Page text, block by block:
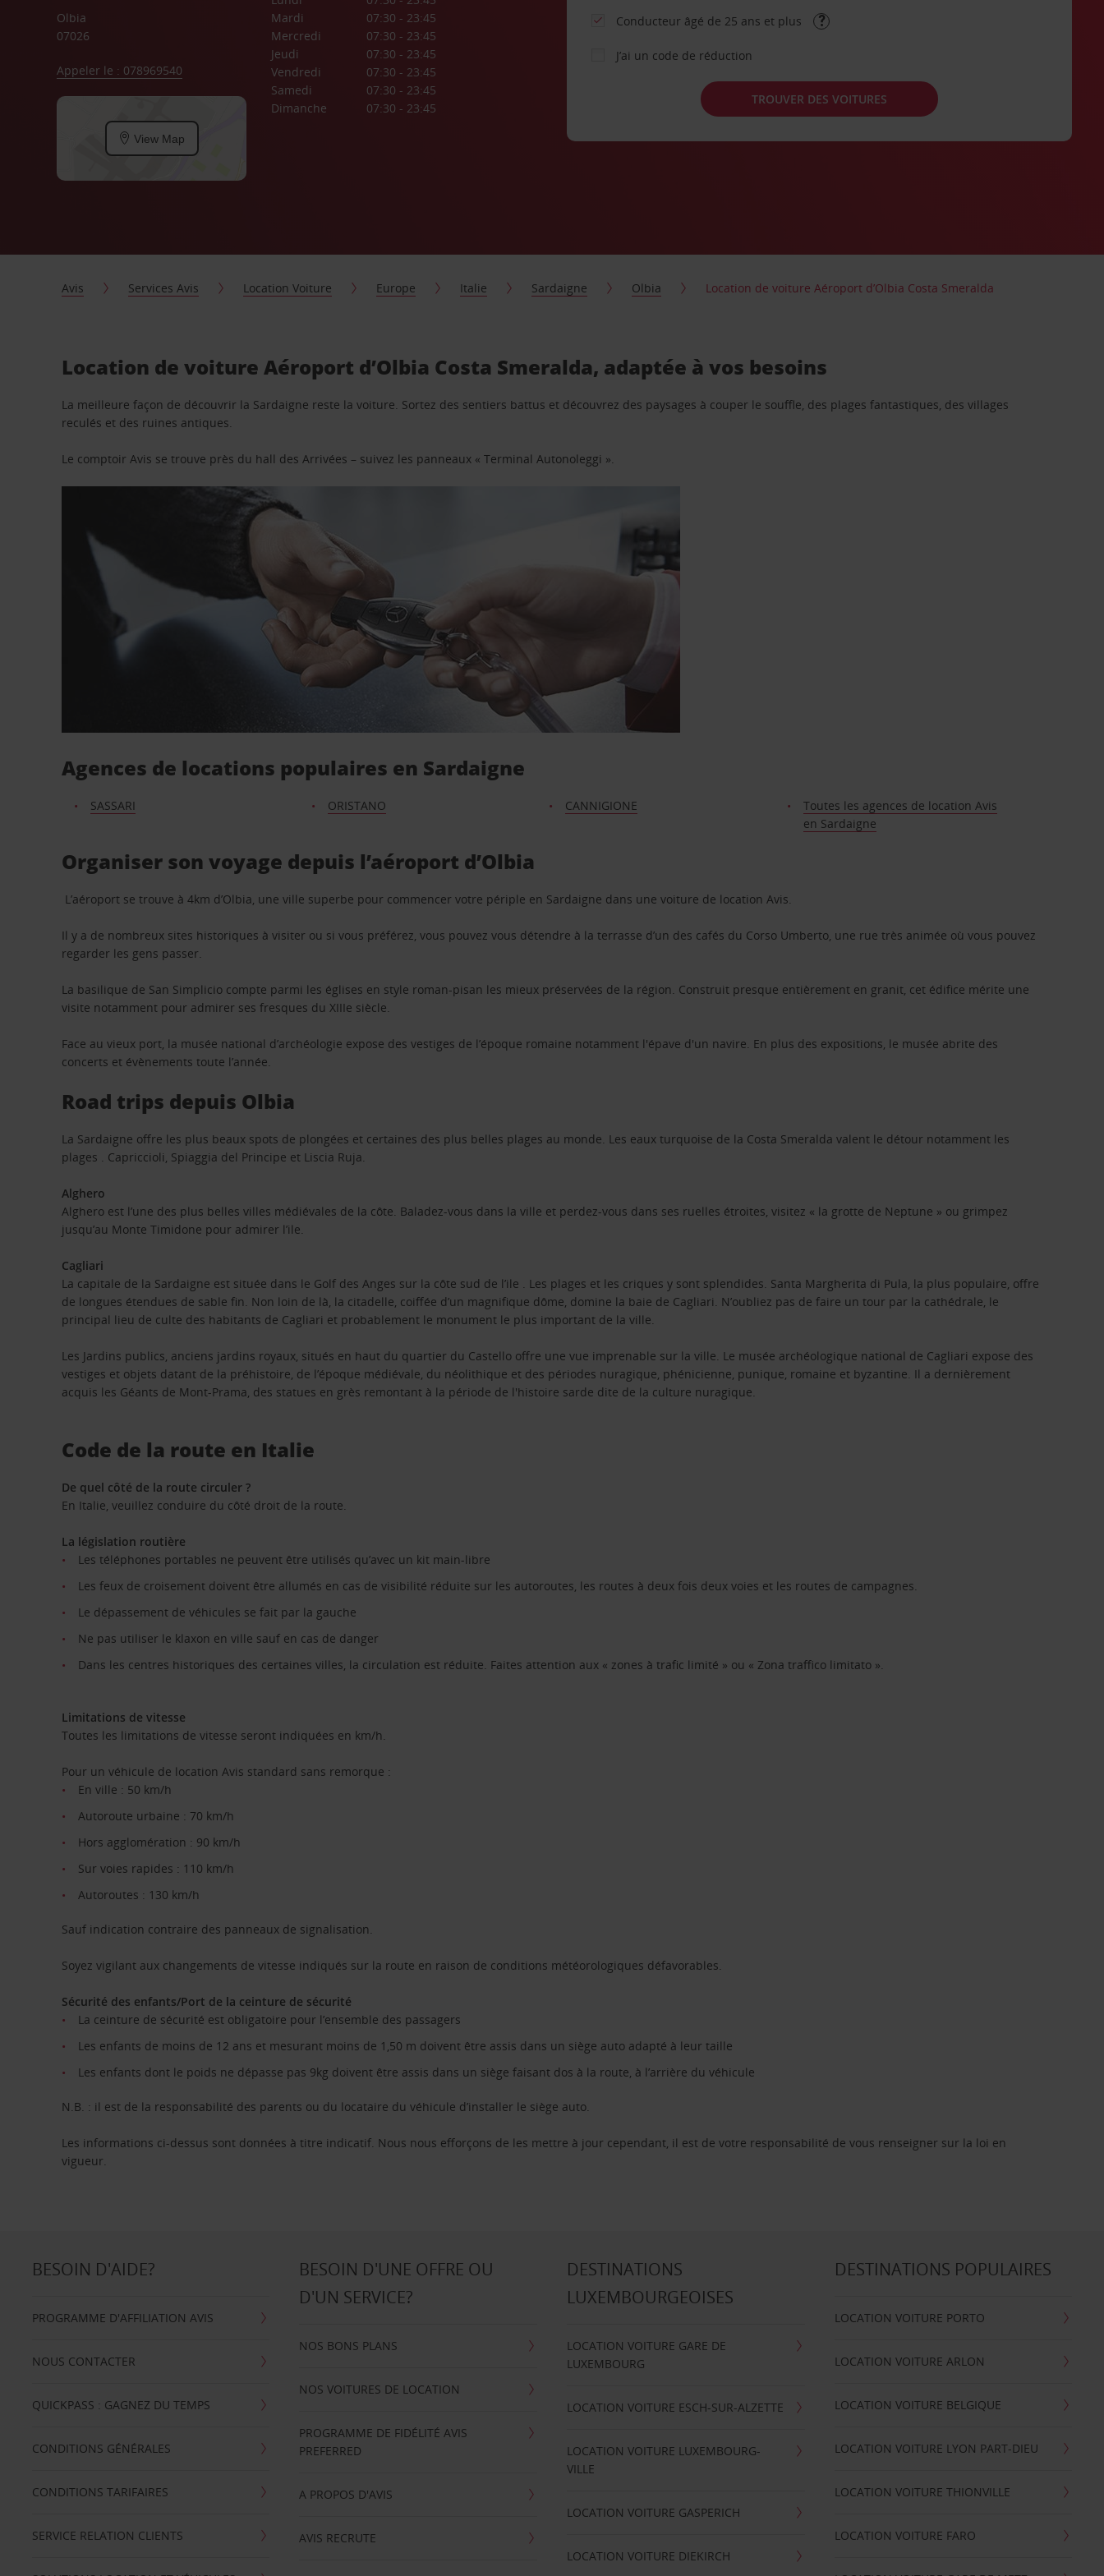
Olbia
07026
Appeler le : 078969540
View Map
Mardi
07:30 - 23:45
Mercredi
07:30 - 23:45
Jeudi
07:30 - 23:45
Vendredi
07:30 - 23:45
Samedi
07:30 - 23:45
Dimanche
07:30 - 23:45
Conducteur âgé de 25 ans et plus
J’ai un code de réduction
TROUVER DES VOITURES
Avis Services Avis Location Voiture Europe Italie Sardaigne Olbia Location de voiture Aéroport d’Olbia Costa Smeralda
Location de voiture Aéroport d’Olbia Costa Smeralda, adaptée à vos besoins
La meilleure façon de découvrir la Sardaigne reste la voiture. Sortez des sentiers battus et découvrez des paysages à couper le souffle, des plages fantastiques, des villages
reculés et des ruines antiques.
Le comptoir Avis se trouve près du hall des Arrivées – suivez les panneaux « Terminal Autonoleggi ».
Agences de locations populaires en Sardaigne
SASSARI ORISTANO CANNIGIONE
Toutes les agences de location Avis
en Sardaigne
Organiser son voyage depuis l’aéroport d’Olbia
L’aéroport se trouve à 4km d’Olbia, une ville superbe pour commencer votre périple en Sardaigne dans une voiture de location Avis.
Il y a de nombreux sites historiques à visiter ou si vous préférez, vous pouvez vous détendre à la terrasse d’un des cafés du Corso Umberto, une rue très animée où vous pouvez
regarder les gens passer.
La basilique de San Simplicio compte parmi les églises en style roman-pisan les mieux préservées de la région. Construit presque entièrement en granit, cet édifice mérite une
visite notamment pour admirer ses fresques du XIIIe siècle.
Face au vieux port, la musée national d’archéologie expose des vestiges de l’époque romaine notamment l'épave d'un navire. En plus des expositions, le musée abrite des
concerts et évènements toute l’année.
Road trips depuis Olbia
La Sardaigne offre les plus beaux spots de plongées et certaines des plus belles plages au monde. Les eaux turquoise de la Costa Smeralda valent le détour notamment les
plages . Capriccioli, Spiaggia del Principe et Liscia Ruja.
Alghero
Alghero est l’une des plus belles villes médiévales de la côte. Baladez-vous dans la ville et perdez-vous dans ses ruelles étroites, visitez « la grotte de Neptune » ou grimpez
jusqu’au Monte Timidone pour admirer l’ile.
Cagliari
La capitale de la Sardaigne est située dans le Golf des Anges sur la côte sud de l’ile . Les plages et les criques y sont splendides. Santa Margherita di Pula, la plus populaire, offre
de longues étendues de sable fin. Non loin de là, la citadelle, coiffée d’un magnifique dôme, domine la baie de Cagliari. N’oubliez pas de faire un tour par la cathédrale, le
principal lieu de culte des habitants de Cagliari et probablement le monument le plus important de la ville.
Les Jardins publics, anciens jardins royaux, situés en haut du quartier du Castello offre une vue imprenable sur la ville. Le musée archéologique national de Cagliari expose des
vestiges et objets datant de la préhistoire, de l’époque médiévale, du néolithique et des périodes nuragique, phénicienne, punique, romaine et byzantine. Il a dernièrement
acquis les Géants de Mont-Prama, des statues en grès remontant à la période de l'histoire sarde dite de la culture nuragique.
Code de la route en Italie
De quel côté de la route circuler ?
En Italie, veuillez conduire du côté droit de la route.
La législation routière
Les téléphones portables ne peuvent être utilisés qu’avec un kit main-libre
Les feux de croisement doivent être allumés en cas de visibilité réduite sur les autoroutes, les routes à deux fois deux voies et les routes de campagnes.
Le dépassement de véhicules se fait par la gauche
Ne pas utiliser le klaxon en ville sauf en cas de danger
Dans les centres historiques des certaines villes, la circulation est réduite. Faites attention aux « zones à trafic limité » ou « Zona traffico limitato ».
Limitations de vitesse
Toutes les limitations de vitesse seront indiquées en km/h.
Pour un véhicule de location Avis standard sans remorque :
En ville : 50 km/h
Autoroute urbaine : 70 km/h
Hors agglomération : 90 km/h
Sur voies rapides : 110 km/h
Autoroutes : 130 km/h
Sauf indication contraire des panneaux de signalisation.
Soyez vigilant aux changements de vitesse indiqués sur la route en raison de conditions météorologiques défavorables.
Sécurité des enfants/Port de la ceinture de sécurité
La ceinture de sécurité est obligatoire pour l’ensemble des passagers
Les enfants de moins de 12 ans et mesurant moins de 1,50 m doivent être assis dans un siège auto adapté à leur taille
Les enfants dont le poids ne dépasse pas 9kg doivent être assis dans un siège faisant dos à la route, à l’arrière du véhicule
N.B. : il est de la responsabilité des parents ou du locataire du véhicule d’installer le siège auto.
Les informations ci-dessus sont données à titre indicatif. Nous nous efforçons de les mettre à jour cependant, il est de votre responsabilité de vous renseigner sur la loi en
vigueur.
BESOIN D'AIDE?
PROGRAMME D'AFFILIATION AVIS
NOUS CONTACTER
QUICKPASS : GAGNEZ DU TEMPS
CONDITIONS GÉNÉRALES
CONDITIONS TARIFAIRES
SERVICE RELATION CLIENTS
BESOIN D'UNE OFFRE OU
D'UN SERVICE?
NOS BONS PLANS
NOS VOITURES DE LOCATION
PROGRAMME DE FIDÉLITÉ AVIS
PREFERRED
A PROPOS D'AVIS
AVIS RECRUTE
DESTINATIONS
LUXEMBOURGEOISES
LOCATION VOITURE GARE DE
LUXEMBOURG
LOCATION VOITURE ESCH-SUR-ALZETTE
LOCATION VOITURE LUXEMBOURG-
VILLE
LOCATION VOITURE GASPERICH
LOCATION VOITURE DIEKIRCH
DESTINATIONS POPULAIRES
LOCATION VOITURE PORTO
LOCATION VOITURE ARLON
LOCATION VOITURE BELGIQUE
LOCATION VOITURE LYON PART-DIEU
LOCATION VOITURE THIONVILLE
LOCATION VOITURE FARO